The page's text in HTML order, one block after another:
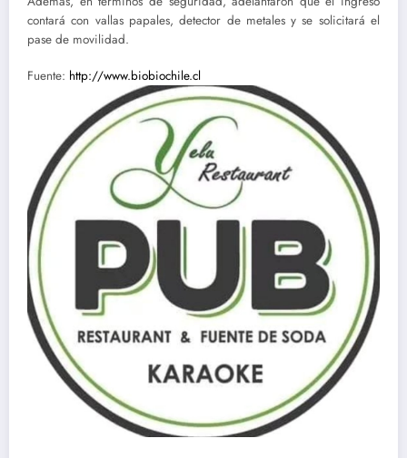
contará con vallas papales, detector de metales y se solicitará el
pase de movilidad.
Fuente: http://www.biobiochile.cl